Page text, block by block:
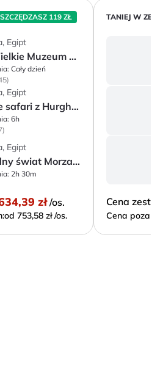
119 ZŁ
Egipt
Kair i Wielkie Muzeum Egipskie
Cały dzień
)
Egipt
Poranne safari z Hurghady
6h
)
Egipt
Podwodny świat Morza Czerwonego
2h 30m
zł /os.
od 753,58 zł /os.
TANIEJ W
Cena
Cena poza